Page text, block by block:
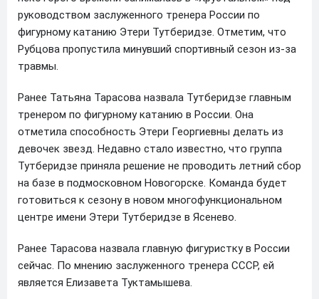
руководством заслуженного тренера России по
фигурному катанию Этери Тутберидзе. Отметим, что
Рубцова пропустила минувший спортивный сезон из-за
травмы.
Ранее Татьяна Тарасова назвала Тутберидзе главным
тренером по фигурному катанию в России. Она
отметила способность Этери Георгиевны делать из
девочек звезд. Недавно стало известно, что группа
Тутберидзе приняла решение не проводить летний сбор
на базе в подмосковном Новогорске. Команда будет
готовиться к сезону в новом многофункциональном
центре имени Этери Тутберидзе в Ясенево.
Ранее Тарасова назвала главную фигуристку в России
сейчас. По мнению заслуженного тренера СССР, ей
является Елизавета Туктамышева.